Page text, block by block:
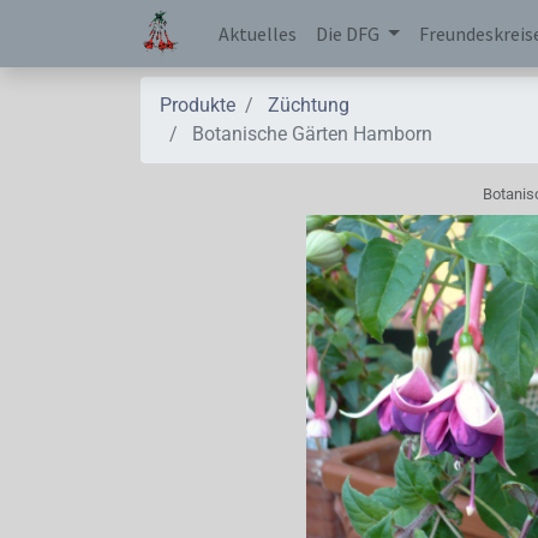
Aktuelles Die DFG
Produkte
Züchtung
Botanische Gärten Hamborn